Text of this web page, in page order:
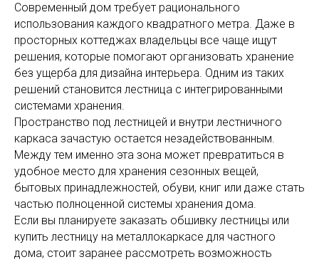
Современный дом требует рационального
использования каждого квадратного метра. Даже в
просторных коттеджах владельцы все чаще ищут
решения, которые помогают организовать хранение
без ущерба для дизайна интерьера. Одним из таких
решений становится лестница с интегрированными
системами хранения.
Пространство под лестницей и внутри лестничного
каркаса зачастую остается незадействованным.
Между тем именно эта зона может превратиться в
удобное место для хранения сезонных вещей,
бытовых принадлежностей, обуви, книг или даже стать
частью полноценной системы хранения дома.
Если вы планируете заказать обшивку лестницы или
купить лестницу на металлокаркасе для частного
дома, стоит заранее рассмотреть возможность